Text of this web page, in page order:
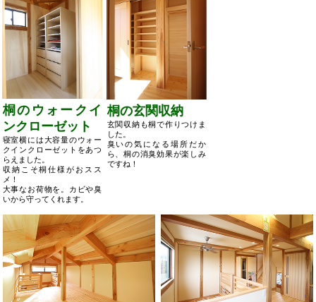
桐のウォークイ
ンクローゼット
寝室横には大容量のウォー
クインクローゼットをあつ
らえました。
収納こそ桐仕様がおスス
メ！
大事なお荷物を。カビや臭
いから守ってくれます。
桐の玄関収納
玄関収納も桐で作りつけま
した。
臭いの気になる場所だか
ら、桐の消臭効果が楽しみ
ですね！